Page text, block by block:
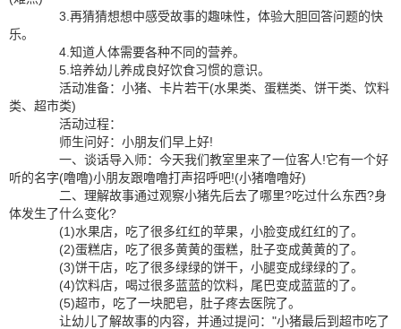
3.再猜猜想想中感受故事的趣味性，体验大胆回答问题的快
乐。
4.知道人体需要各种不同的营养。
5.培养幼儿养成良好饮食习惯的意识。
活动准备：小猪、卡片若干(水果类、蛋糕类、饼干类、饮料
类、超市类)
活动过程：
师生问好：小朋友们早上好!
一、谈话导入师：今天我们教室里来了一位客人!它有一个好
听的名字(噜噜)小朋友跟噜噜打声招呼吧!(小猪噜噜好)
二、理解故事通过观察小猪先后去了哪里?吃过什么东西?身
体发生了什么变化?
(1)水果店，吃了很多红红的苹果，小脸变成红红的了。
(2)蛋糕店，吃了很多黄黄的蛋糕，肚子变成黄黄的了。
(3)饼干店，吃了很多绿绿的饼干，小腿变成绿绿的了。
(4)饮料店，喝过很多蓝蓝的饮料，尾巴变成蓝蓝的了。
(5)超市，吃了一块肥皂，肚子疼去医院了。
让幼儿了解故事的内容，并通过提问："小猪最后到超市吃了